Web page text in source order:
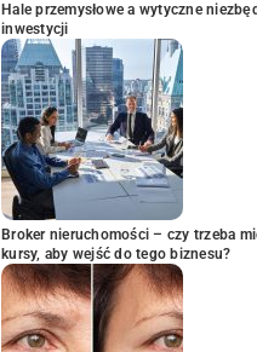
Hale przemysłowe a wytyczne
inwestycji
Broker nieruchomości – czy trzeba
kursy, aby wejść do tego biznesu?